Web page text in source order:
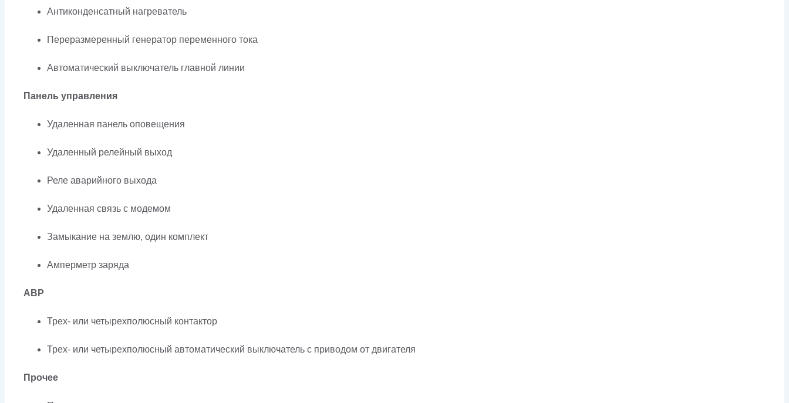
Антиконденсатный нагреватель
Переразмеренный генератор переменного тока
Автоматический выключатель главной линии
Панель управления
Удаленная панель оповещения
Удаленный релейный выход
Реле аварийного выхода
Удаленная связь с модемом
Замыкание на землю, один комплект
Амперметр заряда
АВР
Трех- или четырехполюсный контактор
Трех- или четырехполюсный автоматический выключатель с приводом от двигателя
Прочее